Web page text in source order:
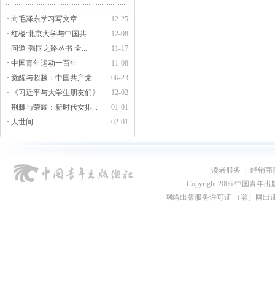
12-25
· 向毛泽东学习写文章
12-08
· 红楼:北京大学与中国共...
11-17
· 问道·强国之路丛书 全...
11-08
· 中国青年运动一百年
06-23
· 觉醒与超越：中国共产党...
12-02
· 《习近平与大学生朋友们》
01-01
· 荆棘与荣耀：新时代女排...
02-01
· 人世间
读者服务
经销商
Copyright 2006 中国青年出
网络出版服务许可证 （署）网出